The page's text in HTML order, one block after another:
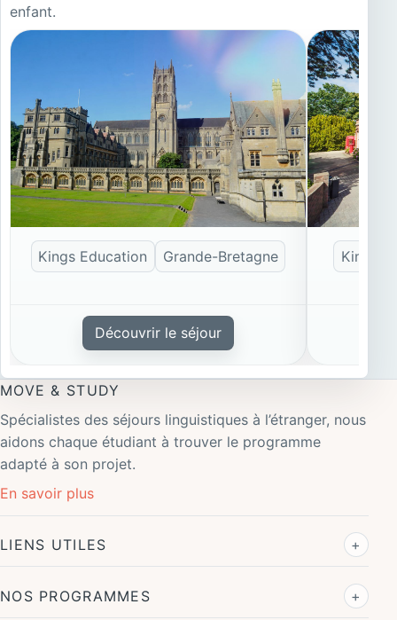
enfant.
Bath
Kings Education Grande-Bretagne
Découvrir le séjour
Kings
MOVE & STUDY
Spécialistes des séjours linguistiques à l’étranger, nous
aidons chaque étudiant à trouver le programme
adapté à son projet.
En savoir plus
LIENS UTILES
NOS PROGRAMMES